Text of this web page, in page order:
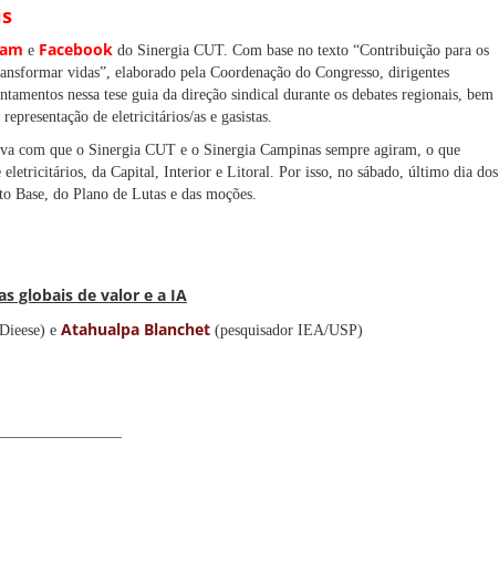
e Facebook do Sinergia CUT. Com base no texto “Contribuição para os
vidas”, elaborado pela Coordenação do Congresso, dirigentes
nessa tese guia da direção sindical durante os debates regionais, bem
de eletricitários/as e gasistas.
com que o Sinergia CUT e o Sinergia Campinas sempre agiram, o que
eletricitários, da Capital, Interior e Litoral. Por isso, no sábado, último dia dos
Base, do Plano de Lutas e das moções.
globais de valor e a IA
e Atahualpa Blanchet (pesquisador IEA/USP)